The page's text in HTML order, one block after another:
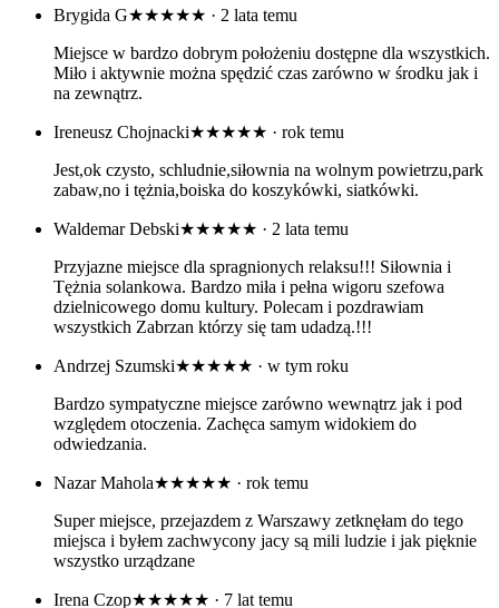
Brygida G★★★★★ · 2 lata temu
Miejsce w bardzo dobrym położeniu dostępne dla wszystkich.
Miło i aktywnie można spędzić czas zarówno w środku jak i
na zewnątrz.
Ireneusz Chojnacki★★★★★ · rok temu
Jest,ok czysto, schludnie,siłownia na wolnym powietrzu,park
zabaw,no i tężnia,boiska do koszykówki, siatkówki.
Waldemar Debski★★★★★ · 2 lata temu
Przyjazne miejsce dla spragnionych relaksu!!! Siłownia i
Tężnia solankowa. Bardzo miła i pełna wigoru szefowa
dzielnicowego domu kultury. Polecam i pozdrawiam
wszystkich Zabrzan którzy się tam udadzą.!!!
Andrzej Szumski★★★★★ · w tym roku
Bardzo sympatyczne miejsce zarówno wewnątrz jak i pod
względem otoczenia. Zachęca samym widokiem do
odwiedzania.
Nazar Mahola★★★★★ · rok temu
Super miejsce, przejazdem z Warszawy zetknęłam do tego
miejsca i byłem zachwycony jacy są mili ludzie i jak pięknie
wszystko urządzane
Irena Czop★★★★★ · 7 lat temu